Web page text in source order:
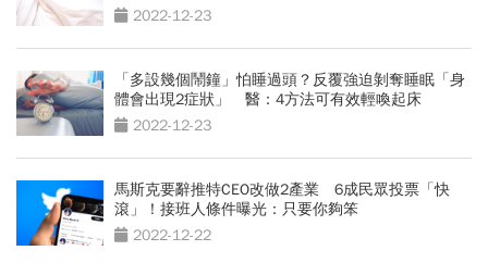
2022-12-23
「多設幾個鬧鐘」怕睡過頭？反覆強迫剝奪睡眠「身
體會出現2症狀」 醫：4方法可有效輕喚起床
2022-12-23
馬斯克要辭推特CEO改做2產業 6成民眾投票「快
滾」！接班人條件曝光：只要你夠笨
2022-12-22